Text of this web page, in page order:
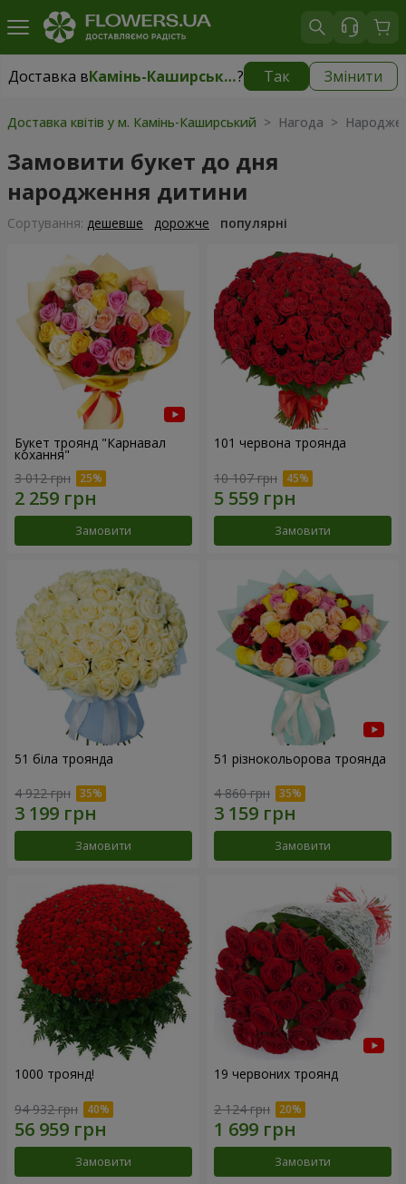
Доставка в Камінь-Каширський? Так Змінити
Доставка вКамінь-Каширський| 1842 грн
Доставка квітів у м. Камінь-Каширський > Нагода >
Замовити букет до дня
народження дитини
Сортування: дешевше дорожче популярні
Букет троянд "Карнавал
кохання"
3 012 грн
Замовити
101 червона троянда
10 107 грн
Замовити
51 біла троянда
4 922 грн
Замовити
51 різнокольорова троянда
4 860 грн
Замовити
1000 троянд!
94 932 грн
Замовити
19 червоних троянд
2 124 грн
Замовити